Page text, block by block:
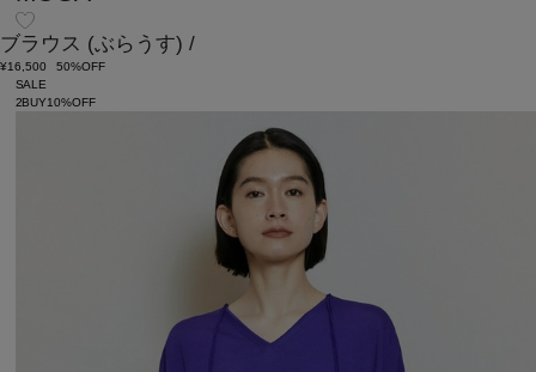
ブラウス (ぶらうす) /
¥16,500
50%OFF
SALE
2BUY10%OFF